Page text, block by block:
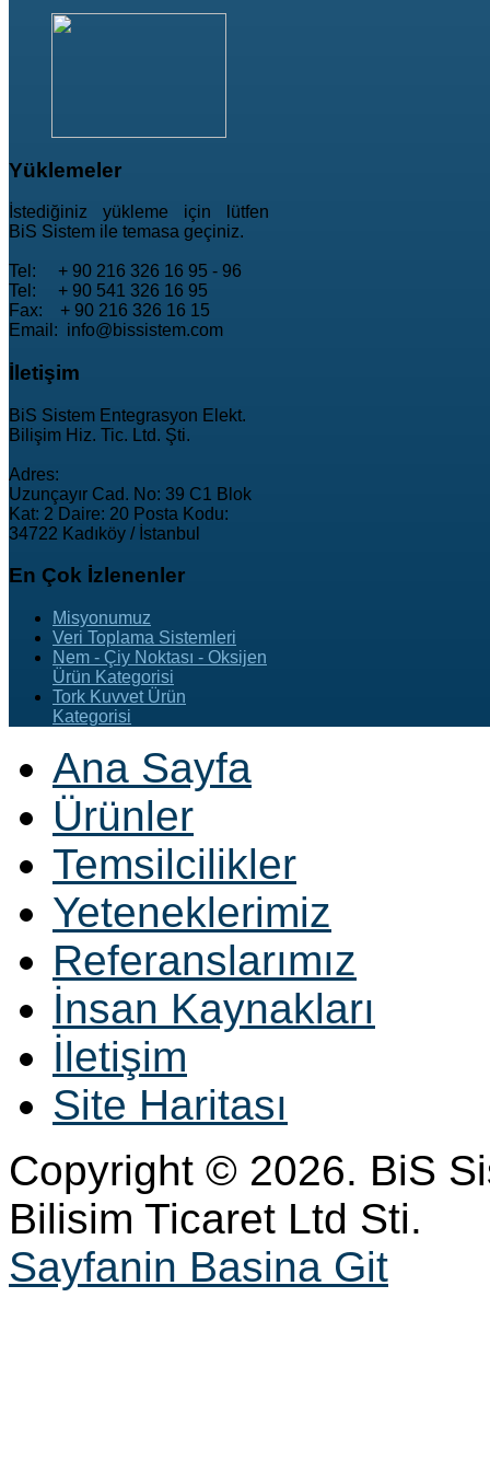
Yüklemeler
İstediğiniz yükleme için lütfen
BiS Sistem ile temasa geçiniz.
Tel: + 90 216 326 16 95 - 96
Tel: + 90 541 326 16 95
Fax: + 90 216 326 16 15
Email: info@bissistem.com
İletişim
BiS Sistem Entegrasyon Elekt.
Bilişim Hiz. Tic. Ltd. Şti.
Adres:
Uzunçayır Cad. No: 39 C1 Blok
Kat: 2 Daire: 20 Posta Kodu:
34722 Kadıköy / İstanbul
En Çok İzlenenler
Misyonumuz
Veri Toplama Sistemleri
Nem - Çiy Noktası - Oksijen
Ürün Kategorisi
Tork Kuvvet Ürün
Kategorisi
Ana Sayfa
Ürünler
Temsilcilikler
Yeteneklerimiz
Referanslarımız
İnsan Kaynakları
İletişim
Site Haritası
Copyright © 2026. BiS
Bilisim Ticaret Ltd Sti.
Sayfanin Basina Git